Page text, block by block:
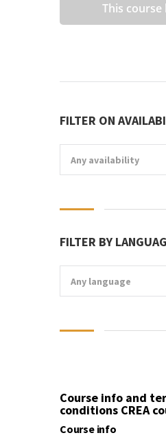
This
FILTER ON
Any availability
FILTER BY
Any language
Course info and
conditions CREA
Course info